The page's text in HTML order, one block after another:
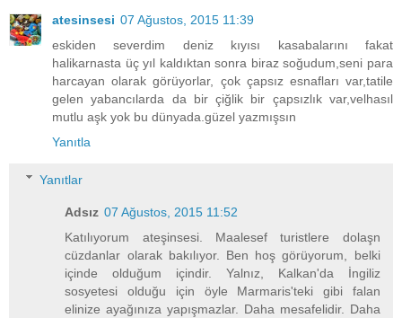
atesinsesi 07 Ağustos, 2015 11:39
eskiden severdim deniz kıyısı kasabalarını fakat
halikarnasta üç yıl kaldıktan sonra biraz soğudum,seni para
harcayan olarak görüyorlar, çok çapsız esnafları var,tatile
gelen yabancılarda da bir çiğlik bir çapsızlık var,velhasıl
mutlu aşk yok bu dünyada.güzel yazmışsın
Yanıtla
Yanıtlar
Adsız 07 Ağustos, 2015 11:52
Katılıyorum ateşinsesi. Maalesef turistlere dolaşn
cüzdanlar olarak bakılıyor. Ben hoş görüyorum, belki
içinde olduğum içindir. Yalnız, Kalkan'da İngiliz
sosyetesi olduğu için öyle Marmaris'teki gibi falan
elinize ayağınıza yapışmazlar. Daha mesafelidir. Daha